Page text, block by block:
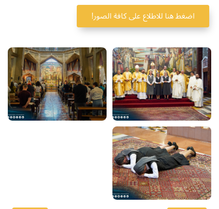
اضغط هنا للاطلاع على كافة الصور!